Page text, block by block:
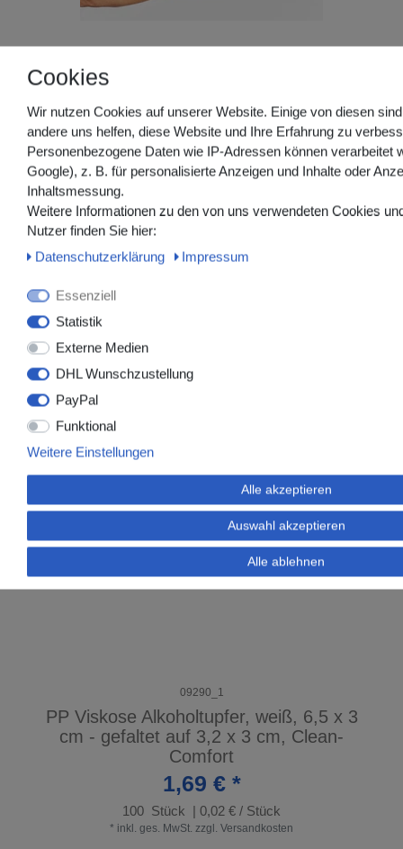
18001_1
miro-mullkompressen unsteril, 8-fach
gefaltet, 17-fädig mit eingeschlagenen
Schnittkanten, gefertigt nach DIN EN
14079
ab 3,49 € *
100 Stück | 0,03 € / Stück
09290_1
PP Viskose Alkoholtupfer, weiß, 6,5 x 3
cm - gefaltet auf 3,2 x 3 cm, Clean-
Comfort
1,69 € *
100 Stück | 0,02 € / Stück
* inkl. ges. MwSt. zzgl. Versandkosten
Cookies
Wir nutzen Cookies auf unserer Website. Einige von diesen
andere uns helfen, diese Website und Ihre Erfahrung zu
Personenbezogene Daten wie IP-Adressen können verarbeitet
Google), z. B. für personalisierte Anzeigen und Inhalte oder
Inhaltsmessung.
Weitere Informationen zu den von uns verwendeten Cookies
Nutzer finden Sie hier:
Daten­schutz­erklärung
Impressum
Essenziell
Statistik
Externe Medien
DHL Wunschzustellung
PayPal
Funktional
Weitere Einstellungen
Alle akzeptieren
Auswahl akzeptieren
Alle ablehnen